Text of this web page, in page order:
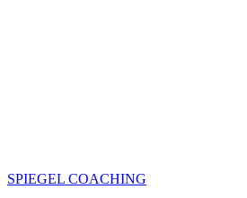
SPIEGEL COACHING